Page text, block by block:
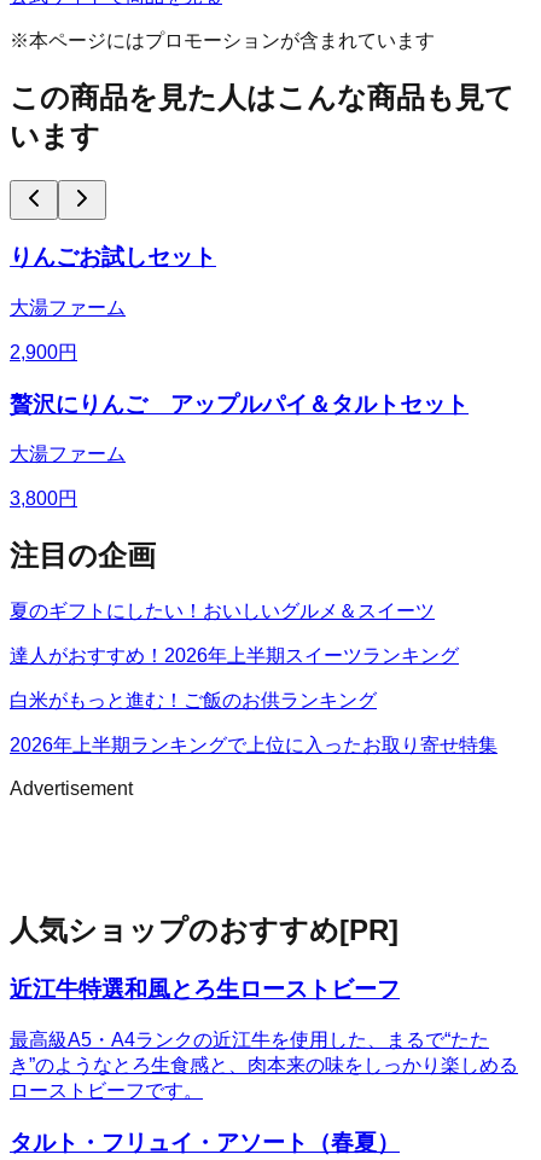
※本ページにはプロモーションが含まれています
この商品を見た人はこんな商品も見て
います
りんごお試しセット
大湯ファーム
2,900円
贅沢にりんご アップルパイ＆タルトセット
大湯ファーム
3,800円
注目の企画
夏のギフトにしたい！おいしいグルメ＆スイーツ
達人がおすすめ！2026年上半期スイーツランキング
白米がもっと進む！ご飯のお供ランキング
2026年上半期ランキングで上位に入ったお取り寄せ特集
Advertisement
人気ショップのおすすめ[PR]
近江牛特選和風とろ生ローストビーフ
最高級A5・A4ランクの近江牛を使用した、まるで“たた
き”のようなとろ生食感と、肉本来の味をしっかり楽しめる
ローストビーフです。
タルト・フリュイ・アソート（春夏）